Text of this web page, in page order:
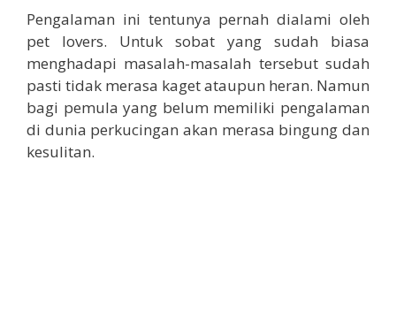
Pengalaman ini tentunya pernah dialami oleh
pet lovers. Untuk sobat yang sudah biasa
menghadapi masalah-masalah tersebut sudah
pasti tidak merasa kaget ataupun heran. Namun
bagi pemula yang belum memiliki pengalaman
di dunia perkucingan akan merasa bingung dan
kesulitan.